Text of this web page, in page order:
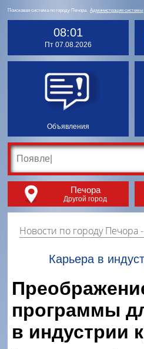
Поисковая система по городу Печора. Администрация системы
08:01
Пт 07.08.2026
Объявления
Печора
Другой город
Новости по городу Печора- это
Карьера в
программы
в индустрии